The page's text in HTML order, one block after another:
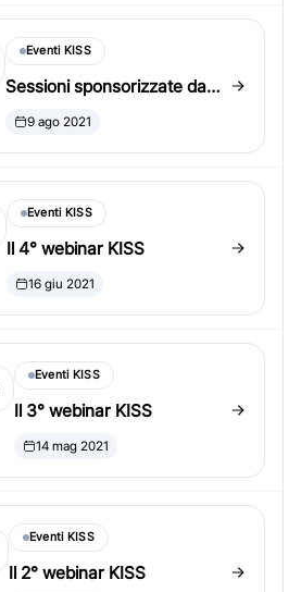
Eventi KISS
Sessioni sponsorizzate da
KISS al JSM 2021
9 ago 2021
Eventi KISS
Il 4° webinar KISS
16 giu 2021
Eventi KISS
Il 3° webinar KISS
14 mag 2021
Eventi KISS
Il 2° webinar KISS